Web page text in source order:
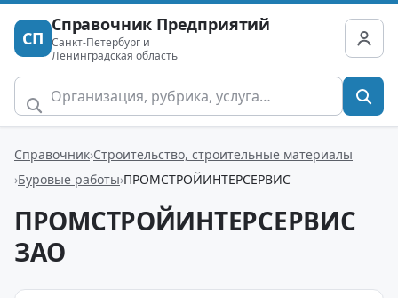
СП
Справочник Предприятий
Санкт-Петербург и
Ленинградская область
Справочник Строительство, строительные материалы
Буровые работы ПРОМСТРОЙИНТЕРСЕРВИС
ПРОМСТРОЙИНТЕРСЕРВИС
ЗАО